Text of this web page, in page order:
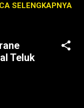
teknologi.
termasuk
Perusahaan
mendistribusikan
SELENGKAPNYA
Teluk